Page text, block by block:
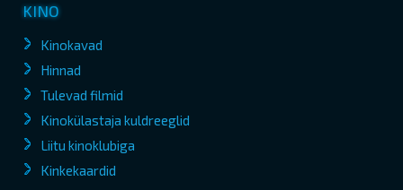
KINO
Kinokavad
Hinnad
Tulevad filmid
Kinokülastaja kuldreeglid
Liitu kinoklubiga
Kinkekaardid